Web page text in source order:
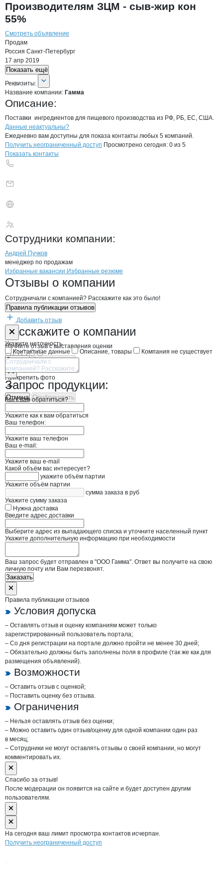
Производителям ЗЦМ - сыв-жир кон
55%
Смотреть объявление
Продам
Россия Санкт-Петербург
17 апр 2019
Показать ещё
О компании
Реквизиты
Реквизиты:
Название компании: Гамма
Описание:
Поставки  ингредиентов для пищевого производства из РФ, РБ, ЕС, США.
Контактыкомпании
+7(800)000-00-..
Данные неактуальны?
Ежедневно вам доступны для показа контакты любых 5 компаний.
Получить неограниченный доступ Просмотрено сегодня: 0 из 5
Показать контакты
Сотрудники компании:
Андрей Пучков
менеджер по продажам
Брендыкомпани Гамма
Вакансии вГамма
Избранные вакансии Избранные резюме
Новости oГамма, ООО
Отзывы о компании
Сотрудничали с компанией? Расскажите как это было!
Правила публикации отзывов
Добавить отзыв
Расскажите о компании
Начните отзыв с выставления оценки
Прикрепить фото
Отмена Опубликовать
Форма обратной связи о неточностях
Укажите неточность
Контактные данные
Описание, товары Компания не существует
Отмена Опубликовать
Запрос продукции:
Как к вам обратиться?
Укажите как к вам обратиться
Ваш телефон:
Укажите ваш телефон
Ваш e-mail:
Укажите ваш e-mail
Какой объём вас интересует?
укажите объём партии
Укажите объём партии
сумма заказа в руб
Укажите сумму заказа
Нужна доставка
Введите адрес доставки
Выберите адрес из выпадающего списка и уточните населенный пункт
Укажите дополнительную информацию при необходимости
Ваш запрос будет отправлен в "ООО Гамма". Ответ вы получите на свою
личную почту или Вам перезвонят.
Заказать
Правила публикации отзывов
Условия допуска
– Оставлять отзыв и оценку компаниям может только
зарегистрированный пользователь портала;
– Со дня регистрации на портале должно пройти не менее 30 дней;
– Обязательно должны быть заполнены поля в профиле (так же как для
размещения объявлений).
Возможности
– Оставить отзыв с оценкой;
– Поставить оценку без отзыва.
Ограничения
– Нельзя оставлять отзыв без оценки;
– Можно оставить один отзыв/оценку для одной компании один раз
в месяц;
– Сотрудники не могут оставлять отзывы о своей компании, но могут
комментировать их.
Спасибо за отзыв!
После модерации он появится на сайте и будет доступен другим
пользователям.
На сегодня ваш лимит просмотра контактов исчерпан.
Получить неограниченный доступ